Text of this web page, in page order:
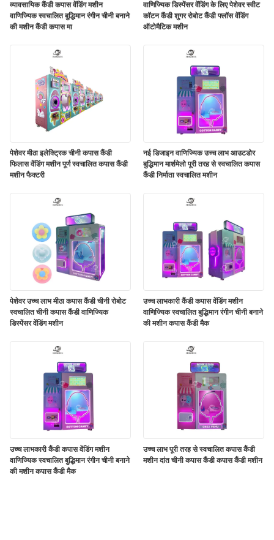
व्यावसायिक कैंडी कपास वेंडिंग मशीन
वाणिज्यिक स्वचालित बुद्धिमान रंगीन चीनी बनाने
की मशीन कैंडी कपास मा
वाणिज्यिक डिस्पेंसर वेंडिंग के लिए पेशेवर स्वीट
कॉटन कैंडी शुगर रोबोट कैंडी फ्लॉस वेंडिंग
ऑटोमैटिक मशीन
पेशेवर मीठा इलेक्ट्रिक चीनी कपास कैंडी
फिलास वेंडिंग मशीन पूर्ण स्वचालित कपास कैंडी
मशीन फैक्टरी
नई डिजाइन वाणिज्यिक उच्च लाभ आउटडोर
बुद्धिमान मार्शमेलो पूरी तरह से स्वचालित कपास
कैंडी निर्माता स्वचालित मशीन
पेशेवर उच्च लाभ मीठा कपास कैंडी चीनी रोबोट
स्वचालित चीनी कपास कैंडी वाणिज्यिक
डिस्पेंसर वेंडिंग मशीन
उच्च लाभकारी कैंडी कपास वेंडिंग मशीन
वाणिज्यिक स्वचालित बुद्धिमान रंगीन चीनी बनाने
की मशीन कपास कैंडी मैक
उच्च लाभकारी कैंडी कपास वेंडिंग मशीन
वाणिज्यिक स्वचालित बुद्धिमान रंगीन चीनी बनाने
की मशीन कपास कैंडी मैक
उच्च लाभ पूरी तरह से स्वचालित कपास कैंडी
मशीन दांत चीनी कपास कैंडी कपास कैंडी मशीन